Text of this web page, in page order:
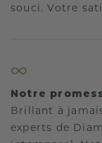
souci. Votre
Notre
Brillant à
experts de